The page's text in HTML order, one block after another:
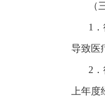
（
1
导致医
2
上年